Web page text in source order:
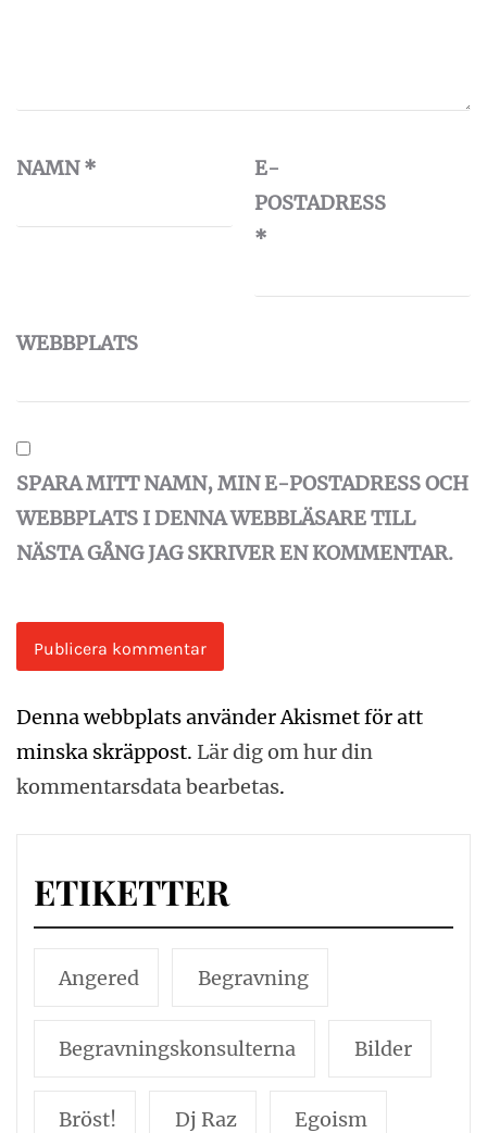
NAMN*
E-
POSTADRESS
*
WEBBPLATS
SPARA MITT NAMN, MIN E-POSTADRESS OCH
WEBBPLATS I DENNA WEBBLÄSARE TILL
NÄSTA GÅNG JAG SKRIVER EN KOMMENTAR.
Denna webbplats använder Akismet för att
minska skräppost. Lär dig om hur din
kommentarsdata bearbetas.
ETIKETTER
Angered Begravning
Begravningskonsulterna Bilder
Bröst! Dj Raz Egoism